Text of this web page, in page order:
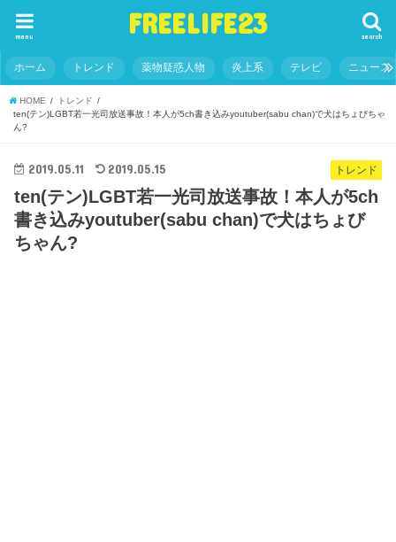
FREELIFE23 search
menu
ホーム トレンド 薬物疑惑人物 炎上系 テレビ ニュース
HOME
トレンド
ten(テン)LGBT若一光司放送事故！本人が5ch書き込みyoutuber(sabu chan)で犬はちょびちゃ
ん?
トレンド
2019.05.11 2019.05.15
ten(テン)LGBT若一光司放送事故！本人が5ch
書き込みyoutuber(sabu chan)で犬はちょび
ちゃん?